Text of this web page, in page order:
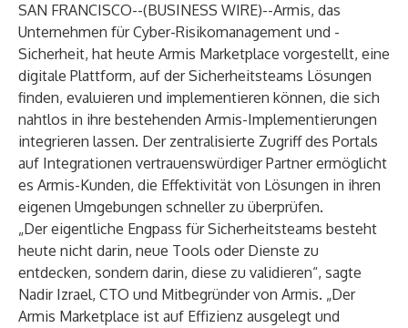
SAN FRANCISCO--(BUSINESS WIRE)--Armis, das
Unternehmen für Cyber-Risikomanagement und -
Sicherheit, hat heute Armis Marketplace vorgestellt, eine
digitale Plattform, auf der Sicherheitsteams Lösungen
finden, evaluieren und implementieren können, die sich
nahtlos in ihre bestehenden Armis-Implementierungen
integrieren lassen. Der zentralisierte Zugriff des Portals
auf Integrationen vertrauenswürdiger Partner ermöglicht
es Armis-Kunden, die Effektivität von Lösungen in ihren
eigenen Umgebungen schneller zu überprüfen.
„Der eigentliche Engpass für Sicherheitsteams besteht
heute nicht darin, neue Tools oder Dienste zu
entdecken, sondern darin, diese zu validieren“, sagte
Nadir Izrael, CTO und Mitbegründer von Armis. „Der
Armis Marketplace ist auf Effizienz ausgelegt und